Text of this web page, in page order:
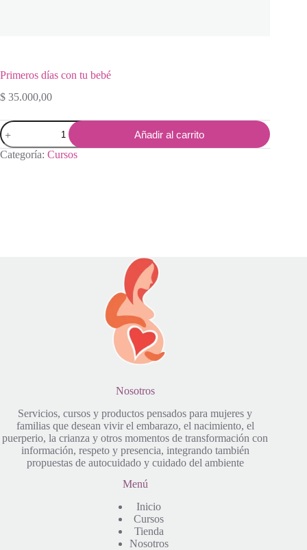
Primeros días con tu bebé
$ 35.000,00
Primeros
días
con
tu
Añadir al carrito
Categoría: Cursos
Nosotros
Servicios, cursos y productos pensados para mujeres y
familias que desean vivir el embarazo, el nacimiento, el
puerperio, la crianza y otros momentos de transformación con
información, respeto y presencia, integrando también
propuestas de autocuidado y cuidado del ambiente
Menú
Inicio
Cursos
Tienda
Nosotros